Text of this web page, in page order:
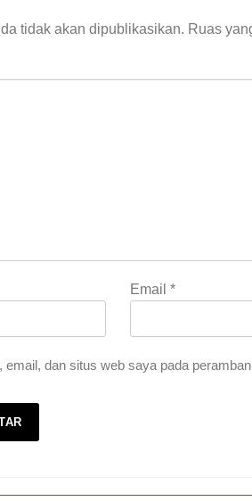
tidak akan dipublikasikan. Ruas
Email *
email, dan situs web saya pada